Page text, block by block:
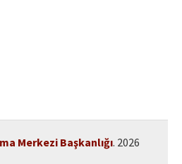
Merkezi Başkanlığı. 2026